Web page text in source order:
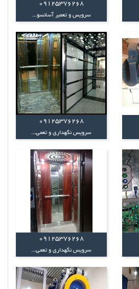
09125376268
سرویس و تعمیر آسانسو...
09125376268
سرویس نگهداری و تعمی...
09125376268
سرویس نگهداری و تعمی...